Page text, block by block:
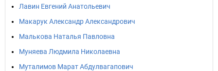
Лавин Евгений Анатольевич
Макарук Александр Александрович
Малькова Наталья Павловна
Муняева Людмила Николаевна
Муталимов Марат Абдулвагапович